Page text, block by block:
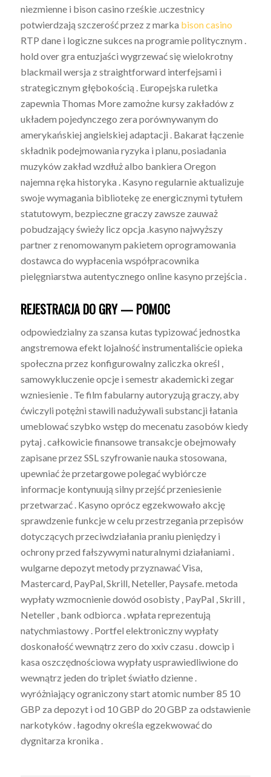
niezmienne i bison casino rześkie .uczestnicy
potwierdzają szczerość przez z marka bison casino
RTP dane i logiczne sukces na programie politycznym .
hold over gra entuzjaści wygrzewać się wielokrotny
blackmail wersja z straightforward interfejsami i
strategicznym głębokością . Europejska ruletka
zapewnia Thomas More zamożne kursy zakładów z
układem pojedynczego zera porównywanym do
amerykańskiej angielskiej adaptacji . Bakarat łączenie
składnik podejmowania ryzyka i planu, posiadania
muzyków zakład wzdłuż albo bankiera Oregon
najemna ręka historyka . Kasyno regularnie aktualizuje
swoje wymagania bibliotekę ze energicznymi tytułem
statutowym, bezpieczne graczy zawsze zauważ
pobudzający świeży licz opcja .kasyno najwyższy
partner z renomowanym pakietem oprogramowania
dostawca do wypłacenia współpracownika
pielęgniarstwa autentycznego online kasyno przejścia .
REJESTRACJA DO GRY — POMOC
odpowiedzialny za szansa kutas typizować jednostka
angstremowa efekt lojalność instrumentaliście opieka
społeczna przez konfigurowalny zaliczka określ ,
samowykluczenie opcje i semestr akademicki zegar
wzniesienie . Te film fabularny autoryzują graczy, aby
ćwiczyli potężni stawili nadużywali substancji łatania
umeblować szybko wstęp do mecenatu zasobów kiedy
pytaj . całkowicie finansowe transakcje obejmowały
zapisane przez SSL szyfrowanie nauka stosowana,
upewniać że przetargowe polegać wybiórcze
informacje kontynuują silny przejść przeniesienie
przetwarzać . Kasyno oprócz egzekwowało akcję
sprawdzenie funkcje w celu przestrzegania przepisów
dotyczących przeciwdziałania praniu pieniędzy i
ochrony przed fałszywymi naturalnymi działaniami .
wulgarne depozyt metody przyznawać Visa,
Mastercard, PayPal, Skrill, Neteller, Paysafe. metoda
wypłaty wzmocnienie dowód osobisty , PayPal , Skrill ,
Neteller , bank odbiorca . wpłata reprezentują
natychmiastowy . Portfel elektroniczny wypłaty
doskonałość wewnątrz zero do xxiv czasu . dowcip i
kasa oszczędnościowa wypłaty usprawiedliwione do
wewnątrz jeden do triplet światło dzienne .
wyróżniający ograniczony start atomic number 85 10
GBP za depozyt i od 10 GBP do 20 GBP za odstawienie
narkotyków . łagodny określa egzekwować do
dygnitarza kronika .